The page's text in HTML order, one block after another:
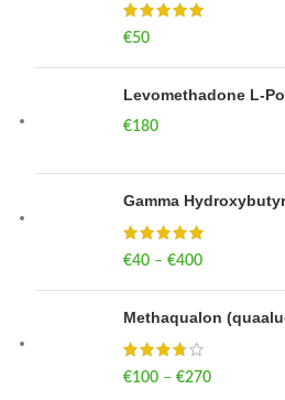
€50
Levomethadone L-
€180
Gamma
€40 – €400
Methaqualon
€100 – €270